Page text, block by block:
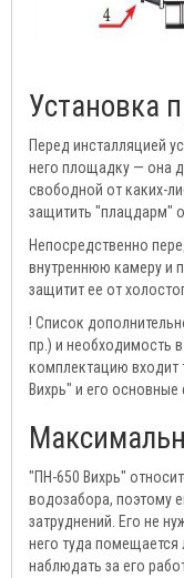
Установка
Перед инсталляцией
него площадку — она
свободной от каких-
защитить "плацдарм"
Непосредственно
внутреннюю камеру и
защитит ее от
! Список
пр.) и необходимость
комплектацию входит
Вихрь" и его
"ПН-650 Вихрь"
водозабора, поэтому
затруднений. Его не
него туда помещается
наблюдать за его